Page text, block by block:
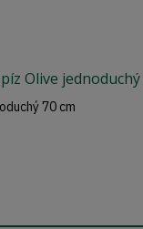
Olive jednoduchý
70 cm